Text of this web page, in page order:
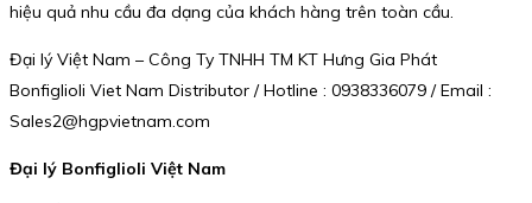
hiệu quả nhu cầu đa dạng của khách hàng trên toàn cầu.
Đại lý Việt Nam – Công Ty TNHH TM KT Hưng Gia Phát
Bonfiglioli Viet Nam Distributor / Hotline : 0938336079 / Email :
Sales2@hgpvietnam.com
Đại lý Bonfiglioli Việt Nam